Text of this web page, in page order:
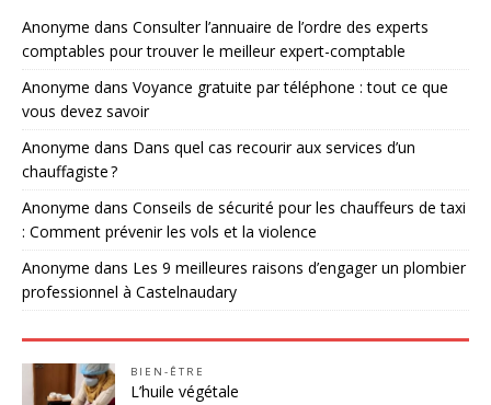
Anonyme dans Consulter l’annuaire de l’ordre des experts
comptables pour trouver le meilleur expert-comptable
Anonyme dans Voyance gratuite par téléphone : tout ce que
vous devez savoir
Anonyme dans Dans quel cas recourir aux services d’un
chauffagiste ?
Anonyme dans Conseils de sécurité pour les chauffeurs de taxi
: Comment prévenir les vols et la violence
Anonyme dans Les 9 meilleures raisons d’engager un plombier
professionnel à Castelnaudary
BIEN-ÊTRE
L’huile végétale